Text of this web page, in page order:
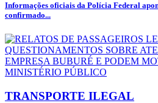
Informações oficiais da Polícia Federal
confirmado...
TRANSPORTE ILEGAL